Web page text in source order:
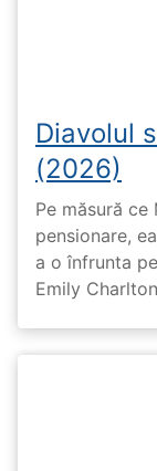
Diavolul
(2026)
Pe măsură
pensionare,
a o înfrunta
Emily